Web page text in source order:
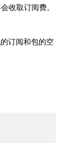
收取订阅费。
订阅和包的空